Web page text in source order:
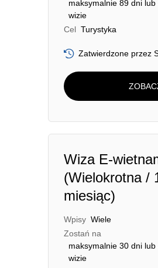
maksymalnie 89 dni
wizie
Cel Turystyka
Zatwierdzone przez
Wiza E-
(Wielokrotna /
miesiąc)
Wpisy Wiele
Zostań na
maksymalnie 30 dni
wizie